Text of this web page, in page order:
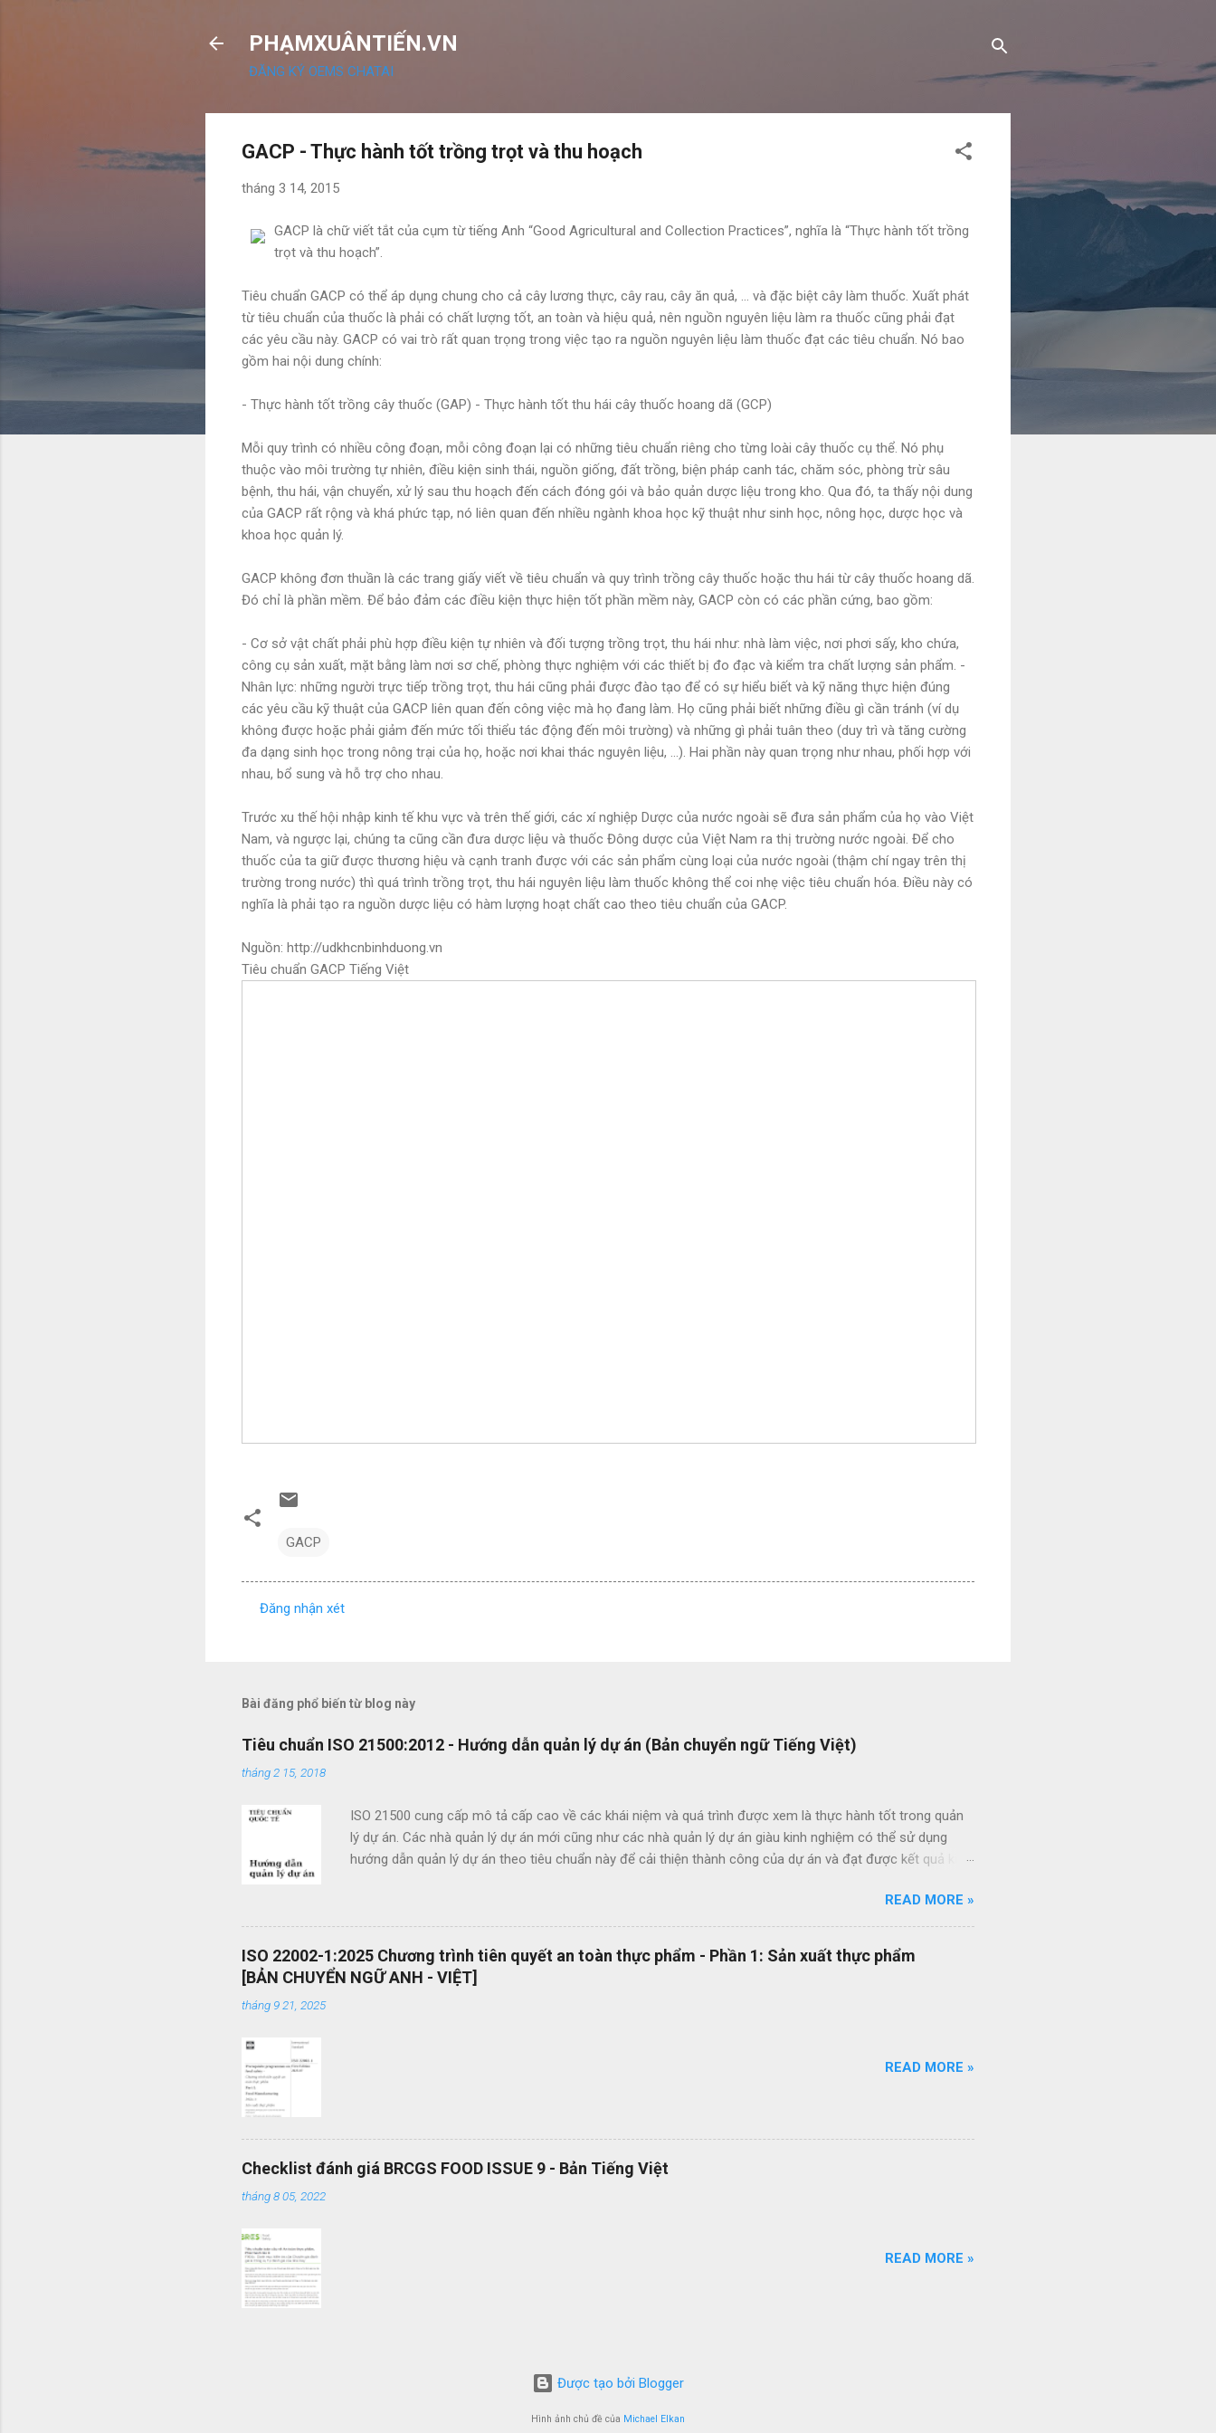
PHẠMXUÂNTIẾN.VN
ĐĂNG KÝ OEMS CHATAI
GACP - Thực hành tốt trồng trọt và thu hoạch
tháng 3 14, 2015
GACP là chữ viết tắt của cụm từ tiếng Anh “Good Agricultural and Collection Practices”, nghĩa là “Thực hành tốt trồng
trọt và thu hoạch”.
Tiêu chuẩn GACP có thể áp dụng chung cho cả cây lương thực, cây rau, cây ăn quả, … và đặc biệt cây làm thuốc. Xuất phát
từ tiêu chuẩn của thuốc là phải có chất lượng tốt, an toàn và hiệu quả, nên nguồn nguyên liệu làm ra thuốc cũng phải đạt
các yêu cầu này. GACP có vai trò rất quan trọng trong việc tạo ra nguồn nguyên liệu làm thuốc đạt các tiêu chuẩn. Nó bao
gồm hai nội dung chính:
- Thực hành tốt trồng cây thuốc (GAP) - Thực hành tốt thu hái cây thuốc hoang dã (GCP)
Mỗi quy trình có nhiều công đoạn, mỗi công đoạn lại có những tiêu chuẩn riêng cho từng loài cây thuốc cụ thể. Nó phụ
thuộc vào môi trường tự nhiên, điều kiện sinh thái, nguồn giống, đất trồng, biện pháp canh tác, chăm sóc, phòng trừ sâu
bệnh, thu hái, vận chuyển, xử lý sau thu hoạch đến cách đóng gói và bảo quản dược liệu trong kho. Qua đó, ta thấy nội dung
của GACP rất rộng và khá phức tạp, nó liên quan đến nhiều ngành khoa học kỹ thuật như sinh học, nông học, dược học và
khoa học quản lý.
GACP không đơn thuần là các trang giấy viết về tiêu chuẩn và quy trình trồng cây thuốc hoặc thu hái từ cây thuốc hoang dã.
Đó chỉ là phần mềm. Để bảo đảm các điều kiện thực hiện tốt phần mềm này, GACP còn có các phần cứng, bao gồm:
- Cơ sở vật chất phải phù hợp điều kiện tự nhiên và đối tượng trồng trọt, thu hái như: nhà làm việc, nơi phơi sấy, kho chứa,
công cụ sản xuất, mặt bằng làm nơi sơ chế, phòng thực nghiệm với các thiết bị đo đạc và kiểm tra chất lượng sản phẩm. -
Nhân lực: những người trực tiếp trồng trọt, thu hái cũng phải được đào tạo để có sự hiểu biết và kỹ năng thực hiện đúng
các yêu cầu kỹ thuật của GACP liên quan đến công việc mà họ đang làm. Họ cũng phải biết những điều gì cần tránh (ví dụ
không được hoặc phải giảm đến mức tối thiểu tác động đến môi trường) và những gì phải tuân theo (duy trì và tăng cường
đa dạng sinh học trong nông trại của họ, hoặc nơi khai thác nguyên liệu, …). Hai phần này quan trọng như nhau, phối hợp với
nhau, bổ sung và hỗ trợ cho nhau.
Trước xu thế hội nhập kinh tế khu vực và trên thế giới, các xí nghiệp Dược của nước ngoài sẽ đưa sản phẩm của họ vào Việt
Nam, và ngược lại, chúng ta cũng cần đưa dược liệu và thuốc Đông dược của Việt Nam ra thị trường nước ngoài. Để cho
thuốc của ta giữ được thương hiệu và cạnh tranh được với các sản phẩm cùng loại của nước ngoài (thậm chí ngay trên thị
trường trong nước) thì quá trình trồng trọt, thu hái nguyên liệu làm thuốc không thể coi nhẹ việc tiêu chuẩn hóa. Điều này có
nghĩa là phải tạo ra nguồn dược liệu có hàm lượng hoạt chất cao theo tiêu chuẩn của GACP.
Nguồn: http://udkhcnbinhduong.vn
Tiêu chuẩn GACP Tiếng Việt
GACP
n
é
t
Đăng nhận xét
Bài đăng phổ biến từ blog này
Tiêu chuẩn ISO 21500:2012 - Hướng dẫn quản lý dự án (Bản chuyển ngữ Tiếng Việt)
tháng 2 15, 2018
ISO 21500 cung cấp mô tả cấp cao về các khái niệm và quá trình được xem là thực hành tốt trong quản
lý dự án. Các nhà quản lý dự án mới cũng như các nhà quản lý dự án giàu kinh nghiệm có thể sử dụng
hướng dẫn quản lý dự án theo tiêu chuẩn này để cải thiện thành công của dự án và đạt được kết quả kinh
các tổ chức nhằm nâng cao chất lượng dự án Tạo thuận lợi cho quá trình đấu thầu hiệu quả thông qua
việc sử dụng thuật ngữ quản lý dự án một cách nhất quán Cho phép sự linh hoạt của nhân viên quản lý dự
án và khả năng làm việc trong các dự án quốc tế Cung cấp các nguyên tắc và quy trình quản lý dự án
mang tính phổ quát OEMS Chuyển đổi số quy trình thật đơn giản. Hiện tại bộ quy trình ISO của bạn đang
được vận hành dạng bản in? OEMS là một công cụ tuyệt vời giúp bạn chuyển đổi số bộ quy trình của
READ MORE »
ISO 22002-1:2025 Chương trình tiên quyết an toàn thực phẩm - Phần 1: Sản xuất thực phẩm
[BẢN CHUYỂN NGỮ ANH - VIỆT]
tháng 9 21, 2025
READ MORE »
Checklist đánh giá BRCGS FOOD ISSUE 9 - Bản Tiếng Việt
tháng 8 05, 2022
READ MORE »
Được tạo bởi Blogger
Hình ảnh chủ đề của Michael Elkan